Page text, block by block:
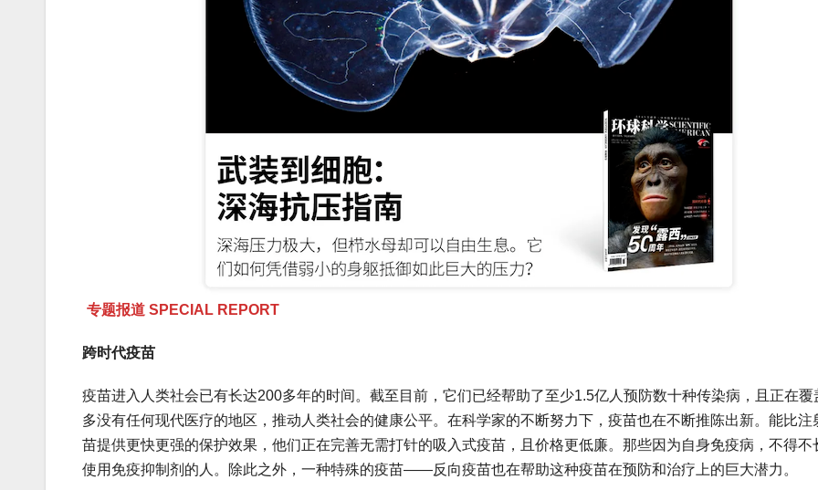
专题报道 SPECIAL REPORT
跨时代疫苗
疫苗进入人类社会已有长达200多年的时间。截至目前，它们已经帮助了至少1.5亿人预防数十种传染病，且正在覆
多没有任何现代医疗的地区，推动人类社会的健康公平。在科学家的不断努力下，疫苗也在不断推陈出新。能比注
苗提供更快更强的保护效果，他们正在完善无需打针的吸入式疫苗，且价格更低廉。那些因为自身免疫病，不得不
使用免疫抑制剂的人。除此之外，一种特殊的疫苗——反向疫苗也在帮助这种疫苗在预防和治疗上的巨大潜力。